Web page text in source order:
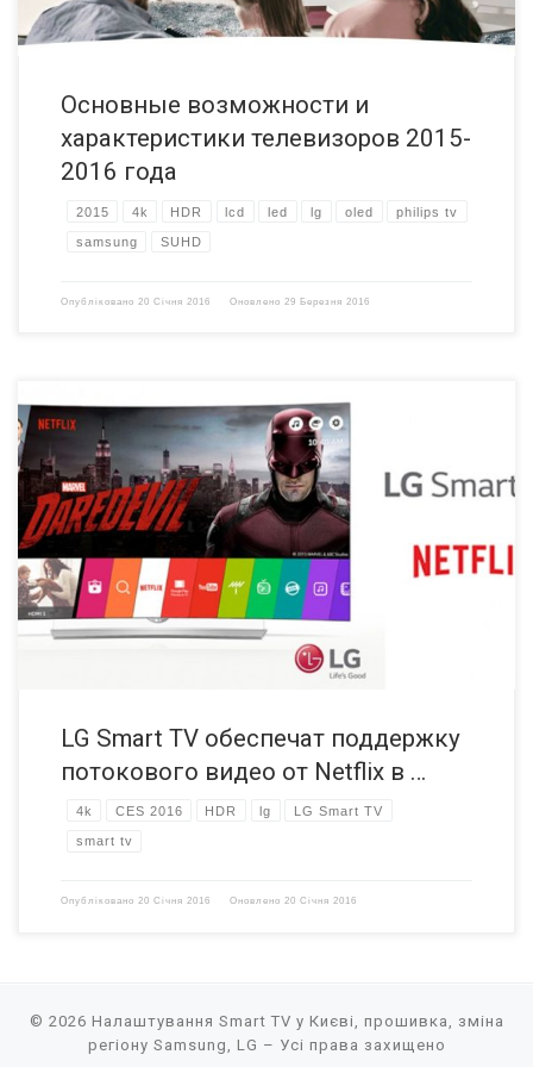
Основные возможности и
характеристики телевизоров 2015-
2016 года
2015 4k HDR lcd led lg oled philips tv
samsung SUHD
Опубліковано 20 Січня 2016 Оновлено 29 Березня 2016
Компания LG Electronics объявила о расширении сотрудничества с
компанией Netflix для улучшения потоковой передачи данных по
запросу на рынке онлайн-телевидения. Данное партнерство
поможет расширить библиотеку качественного контента, включая
просмотр телесериалов в 4K-качестве с поддержкой HDR, на рынках
Азии, на Ближнем Востоке и в Европе. Среди доступных к
просмотру телевизионных программ […]
LG Smart TV обеспечат поддержку
потокового видео от Netflix в …
4k CES 2016 HDR lg LG Smart TV
smart tv
Опубліковано 20 Січня 2016 Оновлено 20 Січня 2016
© 2026 Налаштування Smart TV у Києві, прошивка, зміна
регіону Samsung, LG – Усі права захищено